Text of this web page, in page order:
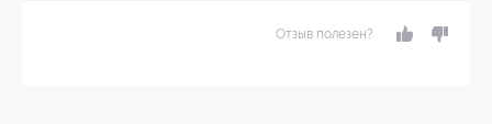
Отзыв полезен?